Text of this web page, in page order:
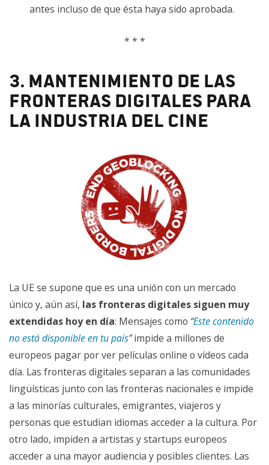
antes incluso de que ésta haya sido aprobada.
* * *
3. Mantenimiento de las
fronteras digitales para
la industria del cine
La UE se supone que es una unión con un mercado
único y, aún así, las fronteras digitales siguen muy
extendidas hoy en día: Mensajes como “Este contenido
no está disponible en tu país”impide a millones de
europeos pagar por ver películas online o vídeos cada
día. Las fronteras digitales separan a las comunidades
lingüísticas junto con las fronteras nacionales e impide
a las minorías culturales, emigrantes, viajeros y
personas que estudian idiomas acceder a la cultura. Por
otro lado, impiden a artistas y startups europeos
acceder a una mayor audiencia y posibles clientes. Las